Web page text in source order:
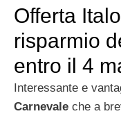
Offerta
risparmio
entro il 4
Interessante e
Carnevale che a